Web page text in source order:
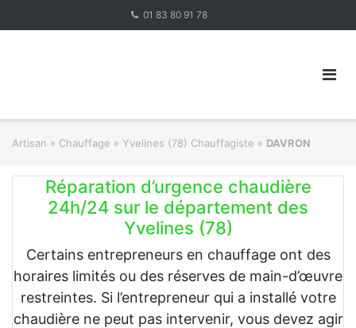
01 83 80 91 78
Artisan » Chauffage » Yvelines (78) Chauffagiste » DAVRON
Réparation d’urgence chaudière
24h/24 sur le département des
Yvelines (78)
Certains entrepreneurs en chauffage ont des
horaires limités ou des réserves de main-d’œuvre
restreintes. Si l’entrepreneur qui a installé votre
chaudière ne peut pas intervenir, vous devez agir